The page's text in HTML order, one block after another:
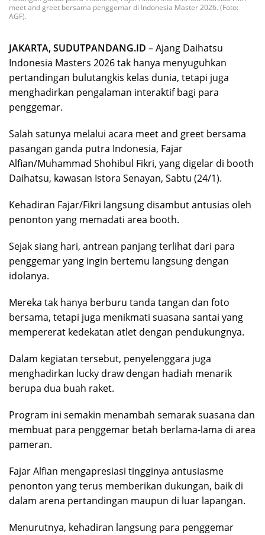
meet and greet bersama penggemar di Indonesia Master 2026. (Foto:
AGF).
JAKARTA, SUDUTPANDANG.ID – Ajang Daihatsu
Indonesia Masters 2026 tak hanya menyuguhkan
pertandingan bulutangkis kelas dunia, tetapi juga
menghadirkan pengalaman interaktif bagi para
penggemar.
Salah satunya melalui acara meet and greet bersama
pasangan ganda putra Indonesia, Fajar
Alfian/Muhammad Shohibul Fikri, yang digelar di booth
Daihatsu, kawasan Istora Senayan, Sabtu (24/1).
Kehadiran Fajar/Fikri langsung disambut antusias oleh
penonton yang memadati area booth.
Sejak siang hari, antrean panjang terlihat dari para
penggemar yang ingin bertemu langsung dengan
idolanya.
Mereka tak hanya berburu tanda tangan dan foto
bersama, tetapi juga menikmati suasana santai yang
mempererat kedekatan atlet dengan pendukungnya.
Dalam kegiatan tersebut, penyelenggara juga
menghadirkan lucky draw dengan hadiah menarik
berupa dua buah raket.
Program ini semakin menambah semarak suasana dan
membuat para penggemar betah berlama-lama di area
pameran.
Fajar Alfian mengapresiasi tingginya antusiasme
penonton yang terus memberikan dukungan, baik di
dalam arena pertandingan maupun di luar lapangan.
Menurutnya, kehadiran langsung para penggemar